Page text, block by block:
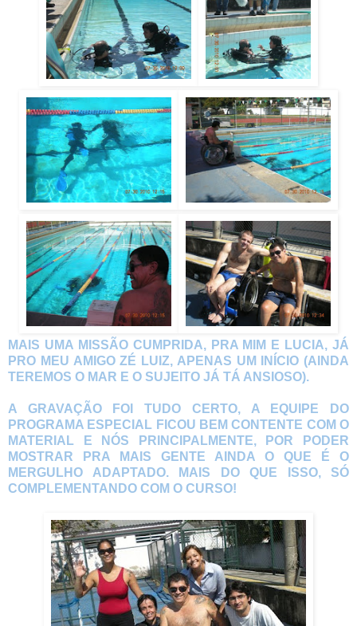
MAIS UMA MISSÃO CUMPRIDA, PRA MIM E LUCIA, JÁ
PRO MEU AMIGO ZÉ LUIZ, APENAS UM INÍCIO (AINDA
TEREMOS O MAR E O SUJEITO JÁ TÁ ANSIOSO).
A GRAVAÇÃO FOI TUDO CERTO, A EQUIPE DO
PROGRAMA ESPECIAL FICOU BEM CONTENTE COM O
MATERIAL E NÓS PRINCIPALMENTE, POR PODER
MOSTRAR PRA MAIS GENTE AINDA O QUE É O
MERGULHO ADAPTADO. MAIS DO QUE ISSO, SÓ
COMPLEMENTANDO COM O CURSO!